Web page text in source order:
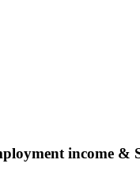
income &